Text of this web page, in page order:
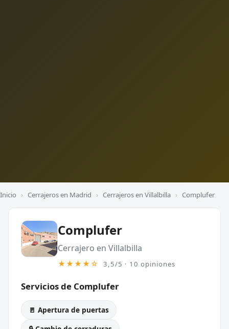
Inicio › Cerrajeros en Madrid › Cerrajeros en Villalbilla › Complufer
Complufer
Cerrajero en Villalbilla
★★★★☆ 3,5/5 · 10 opiniones
Servicios de Complufer
🚪 Apertura de puertas